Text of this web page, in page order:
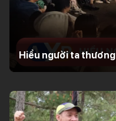
Hiểu người ta thương